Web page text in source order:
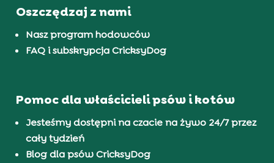
Oszczędzaj z nami
Nasz program hodowców
FAQ i subskrypcja CricksyDog
Pomoc dla właścicieli psów i kotów
Jesteśmy dostępni na czacie na żywo 24/7 przez
cały tydzień
Blog dla psów CricksyDog